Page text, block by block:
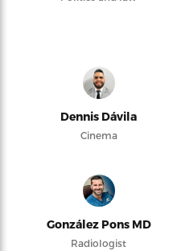
Dennis Dávila
Cinema
González Pons MD
Radiologist